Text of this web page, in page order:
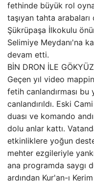
fethinde büyük rol
taşıyan tahta
Şükrüpaşa İlkokulu
Selimiye Meydanı'na
devam etti.
BİN DRON İLE
Geçen yıl video
fetih canlandırması
canlandırıldı. Eski
duası ve komando
dolu anlar kattı.
etkinliklere yoğun
mehter ezgileriyle
ana programda saygı
ardından Kur'an-ı